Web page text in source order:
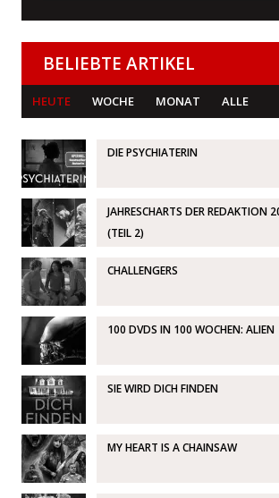
BELIEBTE ARTIKEL
HEUTE WOCHE MONAT ALLE
DIE PSYCHIATERIN
JAHRESCHARTS DER REDAKTION
(TEIL 2)
CHALLENGERS
100 DVDS IN 100 WOCHEN: ALIEN
SIE WIRD DICH FINDEN
MY HEART IS A CHAINSAW